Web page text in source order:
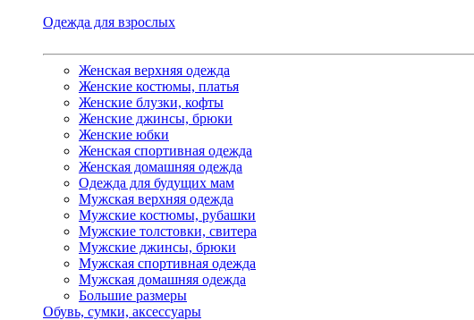
Одежда для взрослых
Женская верхняя одежда
Женские костюмы, платья
Женские блузки, кофты
Женские джинсы, брюки
Женские юбки
Женская спортивная одежда
Женская домашняя одежда
Одежда для будущих мам
Мужская верхняя одежда
Мужские костюмы, рубашки
Мужские толстовки, свитера
Мужские джинсы, брюки
Мужская спортивная одежда
Мужская домашняя одежда
Большие размеры
Обувь, сумки, аксессуары